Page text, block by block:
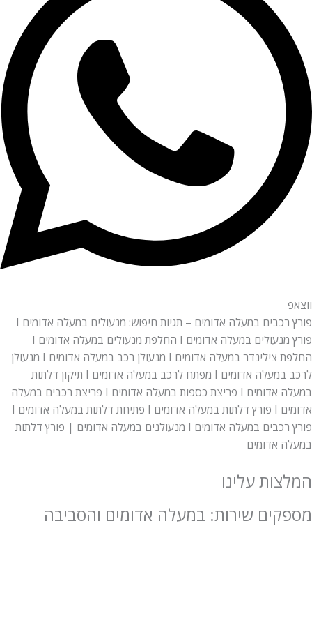
פורץ רכבים במעלה אדומים – תגיות חיפוש: מנעולים במעלה אדומים I
פורץ מנעולים במעלה אדומים I החלפת מנעולים במעלה אדומים I
החלפת צילינדר במעלה אדומים I מנעולן רכב במעלה אדומים I מנעולן
לרכב במעלה אדומים I מפתח לרכב במעלה אדומים I תיקון דלתות
במעלה אדומים I פריצת כספות במעלה אדומים I פריצת רכבים במעלה
אדומים I פורץ דלתות במעלה אדומים I פתיחת דלתות במעלה אדומים I
פורץ רכבים במעלה אדומים I מנעולנים במעלה אדומים | פורץ דלתות
אדומים
עלינו
שירות: במעלה אדומים והסביבה